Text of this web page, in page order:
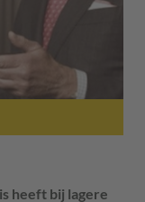
heeft bij lagere